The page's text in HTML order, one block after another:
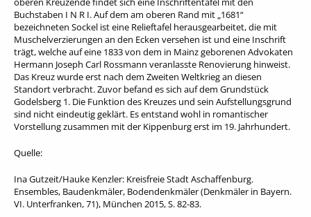
Buchstaben I N R I. Auf dem am oberen Rand mit „1681“
bezeichneten Sockel ist eine Relieftafel herausgearbeitet, die mit
Muschelverzierungen an den Ecken versehen ist und eine Inschrift
trägt, welche auf eine 1833 von dem in Mainz geborenen Advokaten
Hermann Joseph Carl Rossmann veranlasste Renovierung hinweist.
Das Kreuz wurde erst nach dem Zweiten Weltkrieg an diesen
Standort verbracht. Zuvor befand es sich auf dem Grundstück
Godelsberg 1. Die Funktion des Kreuzes und sein Aufstellungsgrund
sind nicht eindeutig geklärt. Es entstand wohl in romantischer
Vorstellung zusammen mit der Kippenburg erst im 19. Jahrhundert.
Quelle:
Ina Gutzeit/Hauke Kenzler: Kreisfreie Stadt Aschaffenburg.
Ensembles, Baudenkmäler, Bodendenkmäler (Denkmäler in Bayern.
VI. Unterfranken, 71), München 2015, S. 82-83.